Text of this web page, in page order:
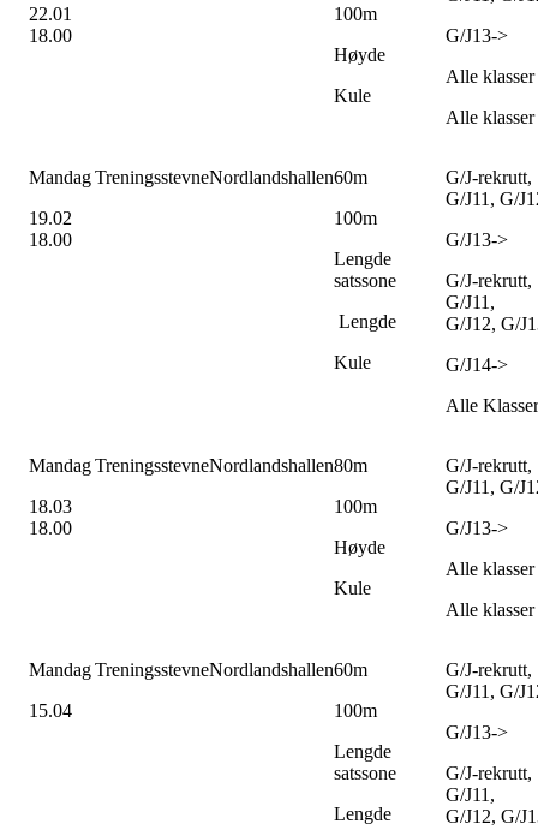
22.01
18.00
100m
Høyde
Kule
G/J13->
Alle klasser
Alle klasser
Mandag
19.02
18.00
TreningsstevneNordlandshallen60m
100m
Lengde
satssone
Lengde
Kule
G/J-rekrutt,
G/J11, G/
G/J13->
G/J-rekrutt,
G/J11,
G/J12, G/
G/J14->
Alle Klasser
Mandag
18.03
18.00
TreningsstevneNordlandshallen80m
100m
Høyde
Kule
G/J-rekrutt,
G/J11, G/
G/J13->
Alle klasser
Alle klasser
Mandag
15.04
TreningsstevneNordlandshallen60m
100m
Lengde
satssone
Lengde
G/J-rekrutt,
G/J11, G/
G/J13->
G/J-rekrutt,
G/J11,
G/J12, G/